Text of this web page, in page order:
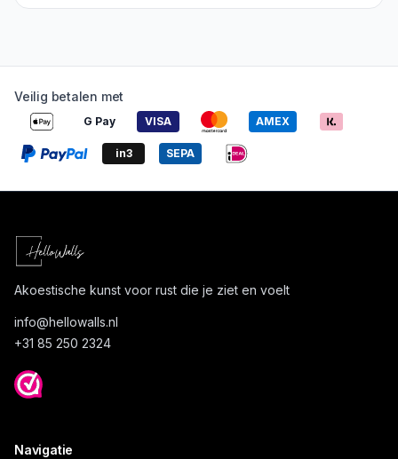
Veilig betalen met
G Pay VISA AMEX
in3 SEPA
Akoestische kunst voor rust die je ziet en voelt
info@hellowalls.nl
+31 85 250 2324
Navigatie